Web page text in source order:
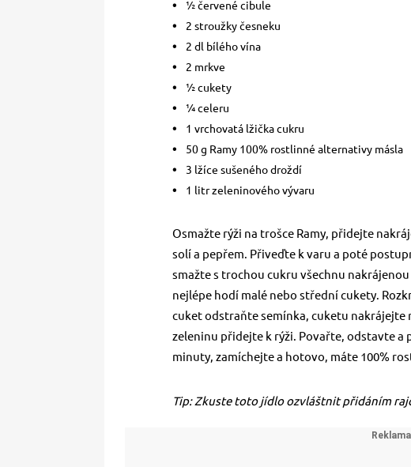
½ červené cibule
2 stroužky česneku
2 dl bílého vína
2 mrkve
½ cukety
¼ celeru
1 vrchovatá lžička cukru
50 g Ramy 100% rostlinné alternativy másla
3 lžíce sušeného droždí
1 litr zeleninového vývaru
Osmažte rýži na trošce Ramy, přidejte
solí a pepřem. Přiveďte k varu a poté
smažte s trochou cukru všechnu
nejlépe hodí malé nebo střední cukety.
cuket odstraňte semínka, cuketu nakrájejte
zeleninu přidejte k rýži. Povařte, odstavte a
minuty, zamíchejte a hotovo, máte 100%
Tip: Zkuste toto jídlo ozvláštnit přidáním